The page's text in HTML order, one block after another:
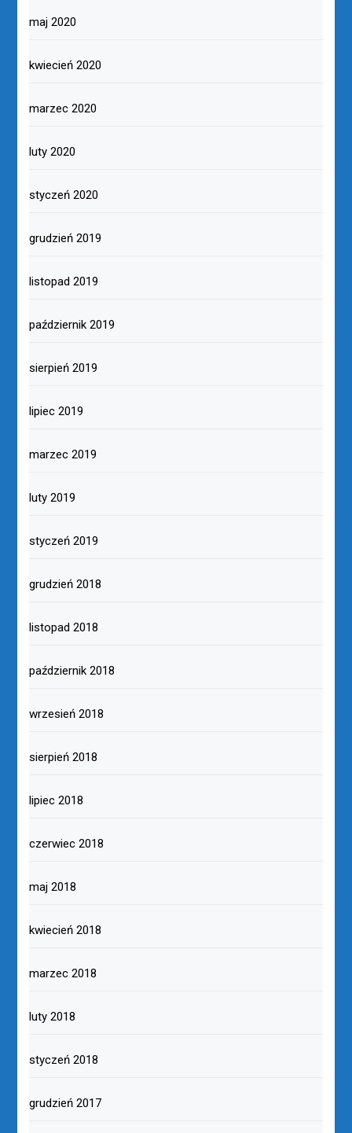
maj 2020
kwiecień 2020
marzec 2020
luty 2020
styczeń 2020
grudzień 2019
listopad 2019
październik 2019
sierpień 2019
lipiec 2019
marzec 2019
luty 2019
styczeń 2019
grudzień 2018
listopad 2018
październik 2018
wrzesień 2018
sierpień 2018
lipiec 2018
czerwiec 2018
maj 2018
kwiecień 2018
marzec 2018
luty 2018
styczeń 2018
grudzień 2017